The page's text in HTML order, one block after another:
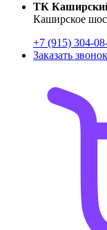
ТК
Каширское
+7 (915) 304-
Заказать звонок